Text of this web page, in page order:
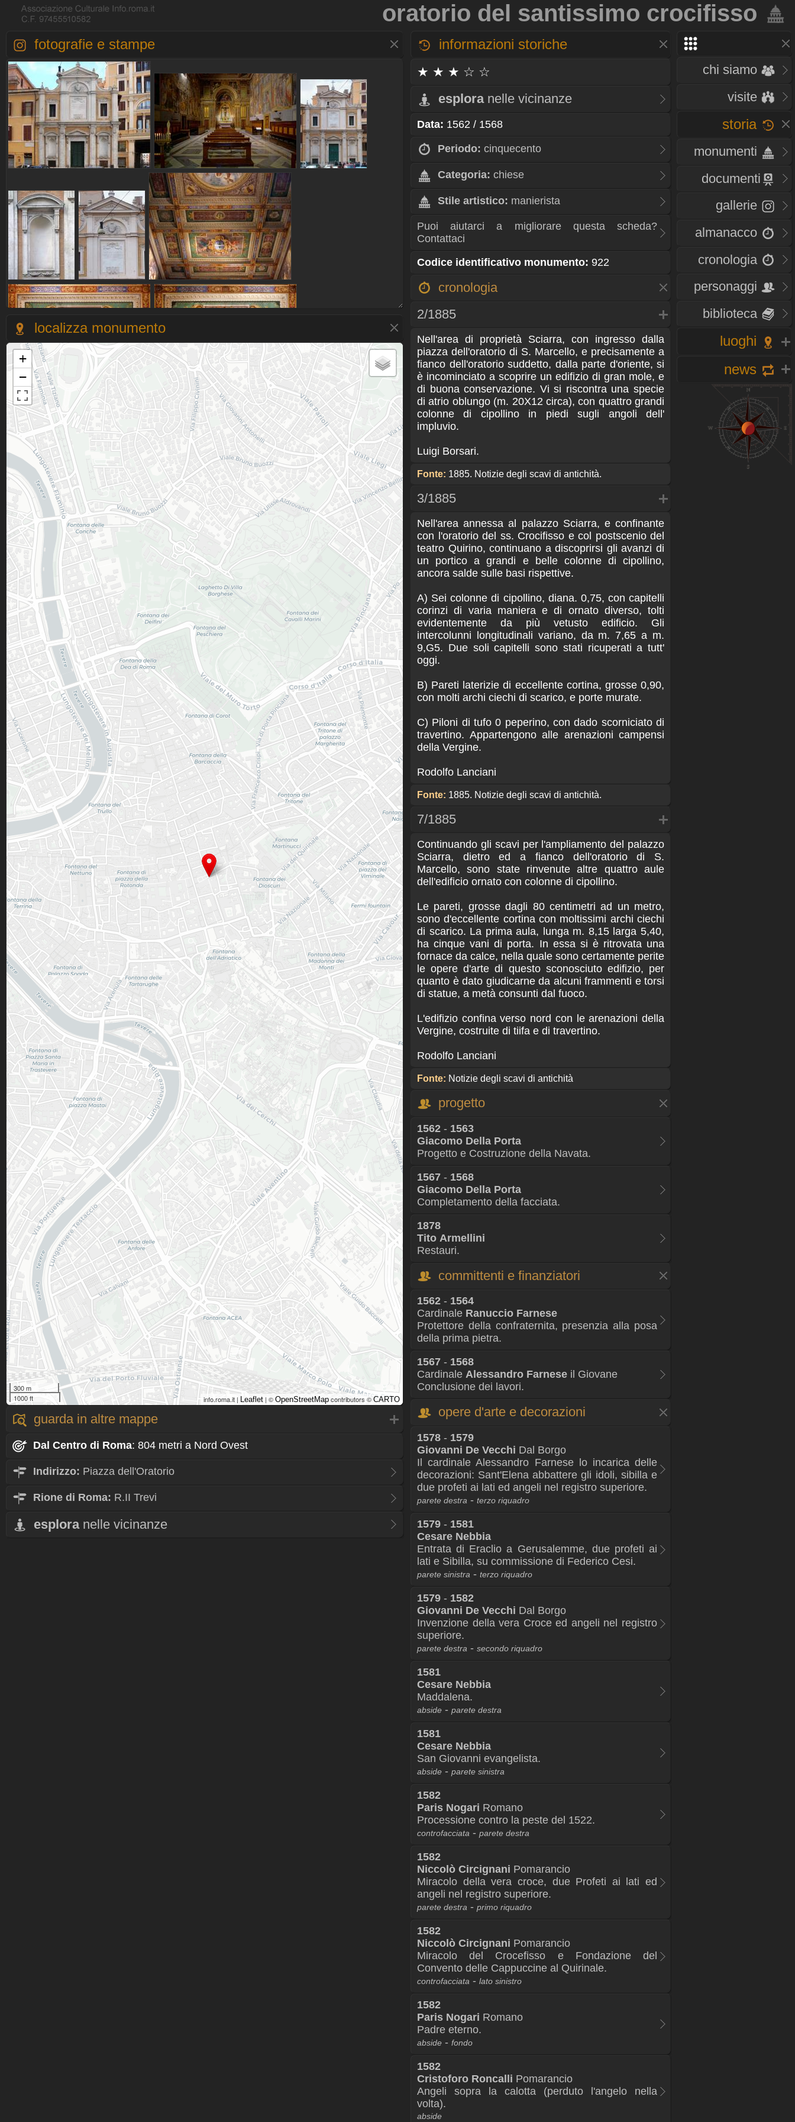
oratorio del santissimo crocifisso
chi siamo
visite
storia
monumenti
documenti
gallerie
almanacco
cronologia
personaggi
biblioteca
luoghi
news
fotografie e stampe
localizza monumento
+
−
300 m
1000 ft
info.roma.it | Leaflet | © OpenStreetMap contributors ©CARTO
guarda in altre mappe
Dal Centro di Roma: 804 metri a Nord Ovest
Indirizzo: Piazza dell'Oratorio
Rione di Roma: R.II Trevi
esplora nelle vicinanze
informazioni storiche
★ ★ ★ ☆ ☆
esplora nelle vicinanze
Data: 1562 / 1568
Periodo: cinquecento
Categoria: chiese
Stile artistico: manierista
Puoi aiutarci a migliorare questa scheda?
Contattaci
Codice identificativo monumento: 922
cronologia
2/1885
Nell'area di proprietà Sciarra, con ingresso dalla
piazza dell'oratorio di S. Marcello, e precisamente a
fianco dell'oratorio suddetto, dalla parte d'oriente, si
è incominciato a scoprire un edifizio di gran mole, e
di buona conservazione. Vi si riscontra una specie
di atrio oblungo (m. 20X12 circa), con quattro grandi
colonne di cipollino in piedi sugli angoli dell'
impluvio.
Luigi Borsari.
Fonte: 1885. Notizie degli scavi di antichità.
3/1885
Nell'area annessa al palazzo Sciarra, e confinante
con l'oratorio del ss. Crocifisso e col postscenio del
teatro Quirino, continuano a discoprirsi gli avanzi di
un portico a grandi e belle colonne di cipollino,
ancora salde sulle basi rispettive.
A) Sei colonne di cipollino, diana. 0,75, con capitelli
corinzi di varia maniera e di ornato diverso, tolti
evidentemente da più vetusto edificio. Gli
intercolunni longitudinali variano, da m. 7,65 a m.
9,G5. Due soli capitelli sono stati ricuperati a tutt'
oggi.
B) Pareti laterizie di eccellente cortina, grosse 0,90,
con molti archi ciechi di scarico, e porte murate.
C) Piloni di tufo 0 peperino, con dado scorniciato di
travertino. Appartengono alle arenazioni campensi
della Vergine.
Rodolfo Lanciani
Fonte: 1885. Notizie degli scavi di antichità.
7/1885
Continuando gli scavi per l'ampliamento del palazzo
Sciarra, dietro ed a fianco dell'oratorio di S.
Marcello, sono state rinvenute altre quattro aule
dell'edificio ornato con colonne di cipollino.
Le pareti, grosse dagli 80 centimetri ad un metro,
sono d'eccellente cortina con moltissimi archi ciechi
di scarico. La prima aula, lunga m. 8,15 larga 5,40,
ha cinque vani di porta. In essa si è ritrovata una
fornace da calce, nella quale sono certamente perite
le opere d'arte di questo sconosciuto edifizio, per
quanto è dato giudicarne da alcuni frammenti e torsi
di statue, a metà consunti dal fuoco.
L'edifizio confina verso nord con le arenazioni della
Vergine, costruite di tiifa e di travertino.
Rodolfo Lanciani
Fonte: Notizie degli scavi di antichità
progetto
1562 - 1563
Giacomo Della Porta
Progetto e Costruzione della Navata.
1567 - 1568
Giacomo Della Porta
Completamento della facciata.
1878
Tito Armellini
Restauri.
committenti e finanziatori
1562 - 1564
Cardinale Ranuccio Farnese
Protettore della confraternita, presenzia alla posa
della prima pietra.
1567 - 1568
Cardinale Alessandro Farnese il Giovane
Conclusione dei lavori.
opere d'arte e decorazioni
1578 - 1579
Giovanni De Vecchi Dal Borgo
Il cardinale Alessandro Farnese lo incarica delle
decorazioni: Sant'Elena abbattere gli idoli, sibilla e
due profeti ai lati ed angeli nel registro superiore.
parete destra - terzo riquadro
1579 - 1581
Cesare Nebbia
Entrata di Eraclio a Gerusalemme, due profeti ai
lati e Sibilla, su commissione di Federico Cesi.
parete sinistra - terzo riquadro
1579 - 1582
Giovanni De Vecchi Dal Borgo
Invenzione della vera Croce ed angeli nel registro
superiore.
parete destra - secondo riquadro
1581
Cesare Nebbia
Maddalena.
abside - parete destra
1581
Cesare Nebbia
San Giovanni evangelista.
abside - parete sinistra
1582
Paris Nogari Romano
Processione contro la peste del 1522.
controfacciata - parete destra
1582
Niccolò Circignani Pomarancio
Miracolo della vera croce, due Profeti ai lati ed
angeli nel registro superiore.
parete destra - primo riquadro
1582
Niccolò Circignani Pomarancio
Miracolo del Crocefisso e Fondazione del
Convento delle Cappuccine al Quirinale.
controfacciata - lato sinistro
1582
Paris Nogari Romano
Padre eterno.
abside - fondo
1582
Cristoforo Roncalli Pomarancio
Angeli sopra la calotta (perduto l'angelo nella
volta).
abside